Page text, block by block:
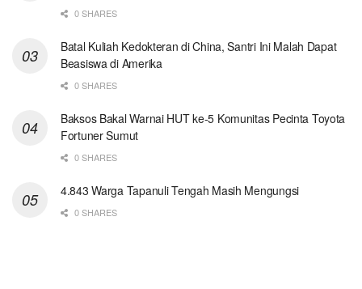
0 SHARES
Batal Kuliah Kedokteran di China, Santri Ini Malah Dapat
Beasiswa di Amerika
0 SHARES
Baksos Bakal Warnai HUT ke-5 Komunitas Pecinta Toyota
Fortuner Sumut
0 SHARES
4.843 Warga Tapanuli Tengah Masih Mengungsi
0 SHARES